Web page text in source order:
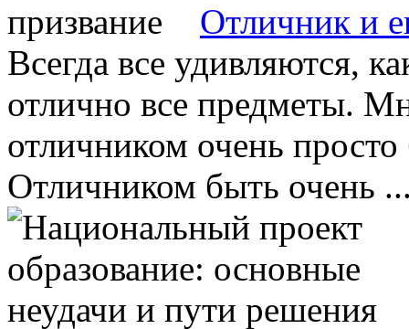
Отличник и
Всегда все удивляются,
отлично все предметы.
отличником очень
Отличником быть очень